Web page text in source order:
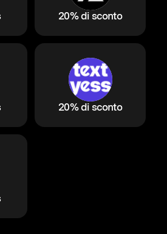
20% di sconto
20% di sconto